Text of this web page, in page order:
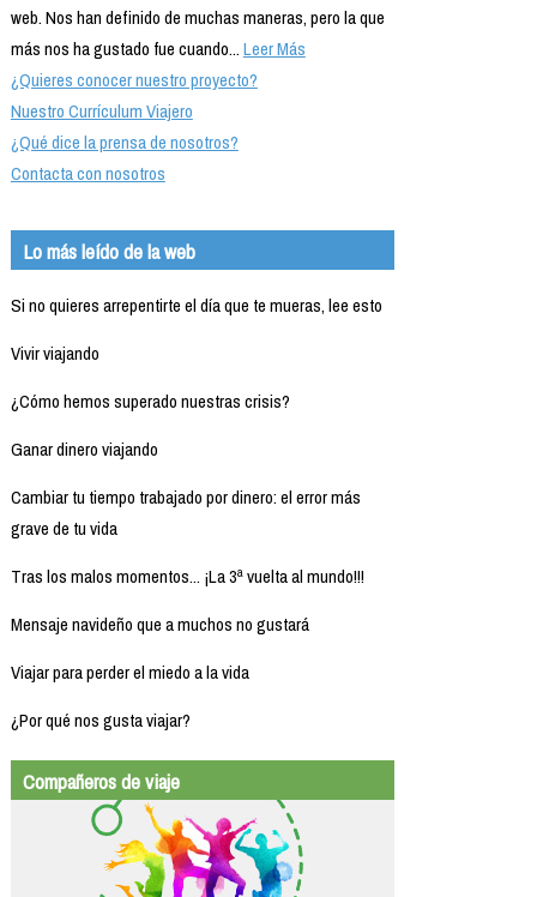
web. Nos han definido de muchas maneras, pero la que
más nos ha gustado fue cuando...Leer Más
¿Quieres conocer nuestro proyecto?
Nuestro Currículum Viajero
¿Qué dice la prensa de nosotros?
Contacta con nosotros
Lo más leído de la web
Si no quieres arrepentirte el día que te mueras, lee esto
Vivir viajando
¿Cómo hemos superado nuestras crisis?
Ganar dinero viajando
Cambiar tu tiempo trabajado por dinero: el error más
grave de tu vida
Tras los malos momentos... ¡La 3ª vuelta al mundo!!!
Mensaje navideño que a muchos no gustará
Viajar para perder el miedo a la vida
¿Por qué nos gusta viajar?
Compañeros de viaje